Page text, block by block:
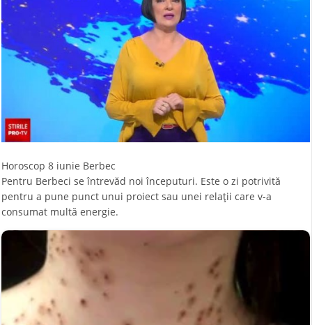
Horoscop 8 iunie Berbec
Pentru Berbeci se întrevăd noi începuturi. Este o zi potrivită
pentru a pune punct unui proiect sau unei relații care v-a
consumat multă energie.